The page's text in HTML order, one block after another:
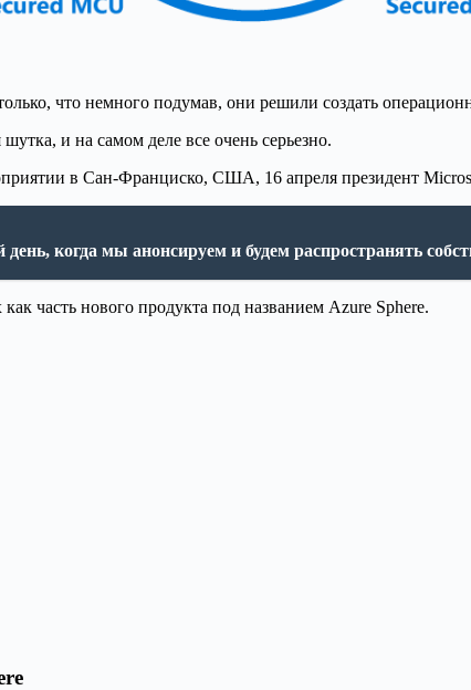
что немного подумав, они решили создать
и на самом деле все очень серьезно.
в Сан-Франциско, США, 16 апреля президент
день, когда мы анонсируем и будем распространять
часть нового продукта под названием Azure Sphere.